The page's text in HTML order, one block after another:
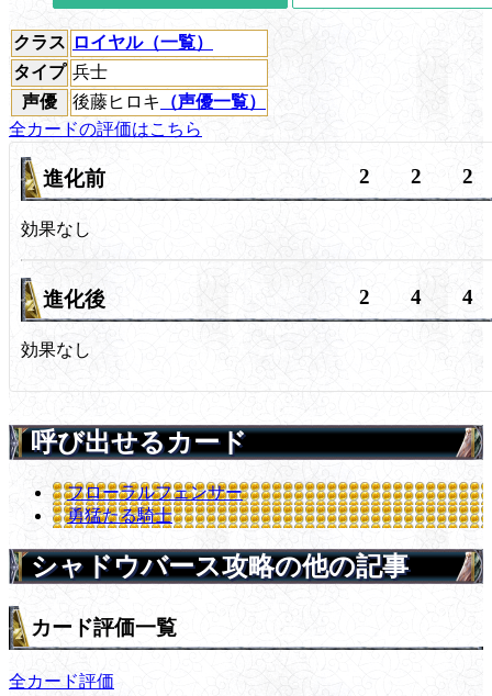
クラス ロイヤル（一覧）
タイプ 兵士
声優
後藤ヒロキ
（声優一覧）
全カードの評価はこちら
進化前 2 2 2
効果なし
進化後 2 4 4
効果なし
呼び出せるカード
フローラルフェンサー
勇猛たる騎士
シャドウバース攻略の他の記事
カード評価一覧
全カード評価